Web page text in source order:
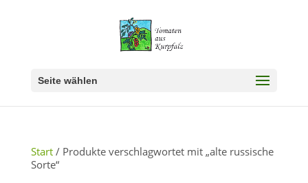
Seite wählen
Start/ Produkte verschlagwortet mit „alte russische
Sorte“